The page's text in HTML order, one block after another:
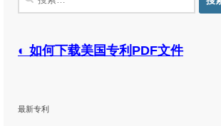
索：
◐ 如何下载美国专利PDF文件
最新专利